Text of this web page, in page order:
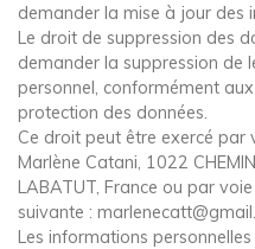
demander la mise à jour des
Le droit de suppression des
demander la suppression de
personnel, conformément
protection des données.
Ce droit peut être exercé par
Marlène Catani, 1022
LABATUT, France ou par
suivante :
Les informations